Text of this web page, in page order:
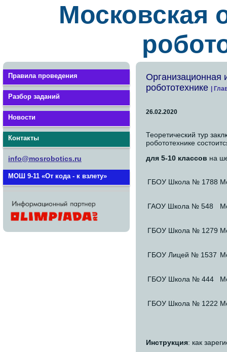
Московская
Правила проведения
Разбор заданий
Новости
Контакты
info@mosrobotics.ru
МОШ 9-11 «От кода - к взлету»
Организационная
робототехнике
|
26.02.2020
Теоретический тур
робототехнике
для 5-10 классов на
ГБОУ Школа № 1788
ГАОУ Школа № 548
ГБОУ Школа № 1279
ГБОУ Лицей № 1537
ГБОУ Школа № 444
ГБОУ Школа № 1222
Инструкция: как